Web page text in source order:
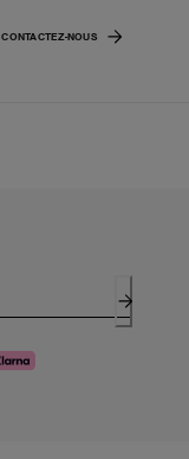
CONTACTEZ-NOUS